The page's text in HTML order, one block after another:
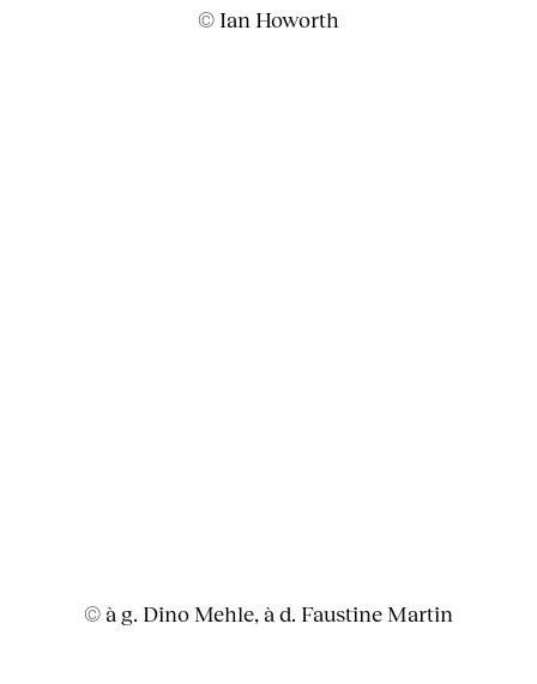
© Ian Howorth
© à g. Dino Mehle, à d. Faustine Martin